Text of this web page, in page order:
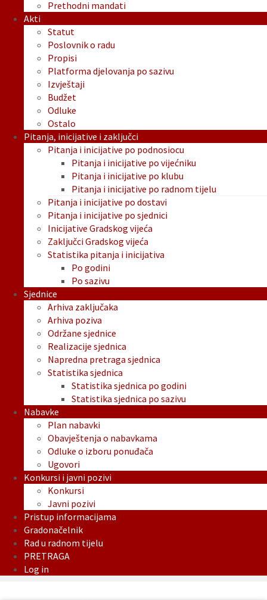
Prethodni mandati
Akti
Statut
Poslovnik o radu
Propisi
Platforma djelovanja po sazivu
Izvještaji
Budžet
Odluke
Ostalo
Pitanja, inicijative i zaključci
Pitanja i inicijative po podnosiocu
Pitanja i inicijative po vijećniku
Pitanja i inicijative po klubu
Pitanja i inicijative po radnom tijelu
Pitanja i inicijative po dostavi
Pitanja i inicijative po sjednici
Inicijative Gradskog vijeća
Zaključci Gradskog vijeća
Statistika pitanja i inicijativa
Po godini
Po sazivu
Sjednice
Arhiva zaključaka
Arhiva poziva
Održane sjednice
Realizacije sjednica
Napredna pretraga sjednica
Statistika sjednica
Statistika sjednica po godini
Statistika sjednica po sazivu
Nabavke
Plan nabavki
Obavještenja o nabavkama
Odluke o izboru ponuđača
Ugovori
Konkursi i javni pozivi
Konkursi
Javni pozivi
Pristup informacijama
Gradonačelnik
Rad u radnom tijelu
PRETRAGA
Log in